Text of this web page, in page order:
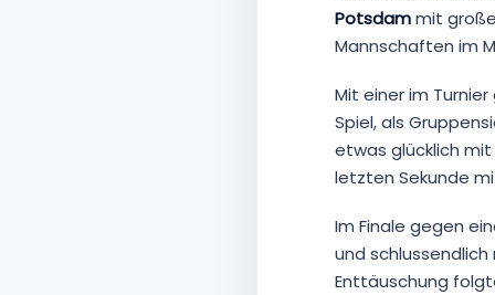
Potsdammit
Mannschaften im
Mit einer im
Spiel, als
etwas glücklich mit
letzten Sekunde
Im Finale gegen
und
Enttäuschung